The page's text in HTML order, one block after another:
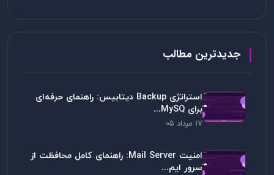
جدیدترین مطالب
استراتژی Backup دیتابیس: راهنمای حرفه‌ای
برای MySQ...
17 مرداد 05
امنیت Mail Server: راهنمای کامل محافظت از
سرور ایم...